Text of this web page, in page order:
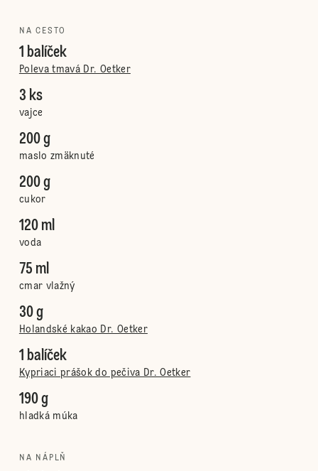
NA CESTO
1 balíček
Poleva tmavá Dr. Oetker
3 ks
vajce
200 g
maslo zmäknuté
200 g
cukor
120 ml
voda
75 ml
cmar vlažný
30 g
Holandské kakao Dr. Oetker
1 balíček
Kypriaci prášok do pečiva Dr. Oetker
190 g
hladká múka
NA NÁPLŇ